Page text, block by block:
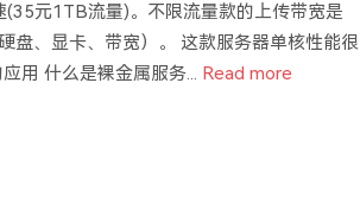
元1TB流量)。不限流量款的上传带宽是
盘、显卡、带宽）。 这款服务器单核性能很
用 什么是裸金属服务... Read more